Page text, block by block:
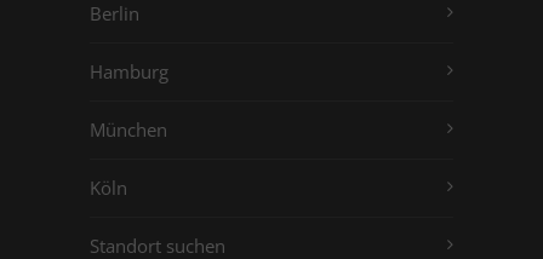
Berlin
Hamburg
München
Köln
Standort suchen